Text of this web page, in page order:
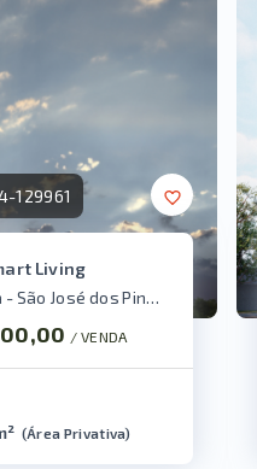
129961
Living
Aristocrata - São José dos Pinhais/PR
/ VENDA
(Área Privativa)